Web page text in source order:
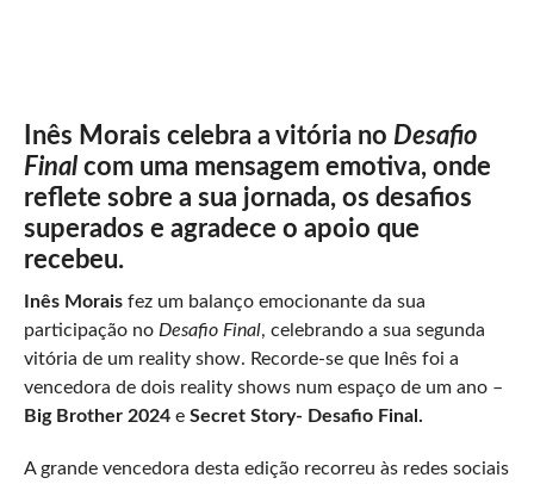
Inês Morais celebra a vitória no Desafio
Finalcom uma mensagem emotiva, onde
reflete sobre a sua jornada, os desafios
superados e agradece o apoio que
recebeu.
Inês Moraisfez um balanço emocionante da sua
participação no Desafio Final, celebrando a sua segunda
vitória de um reality show. Recorde-se que Inês foi a
vencedora de dois reality shows num espaço de um ano –
Big Brother 2024 e Secret Story- Desafio Final.
A grande vencedora desta edição recorreu às redes sociais